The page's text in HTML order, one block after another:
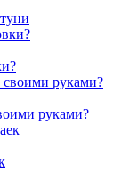
руками?